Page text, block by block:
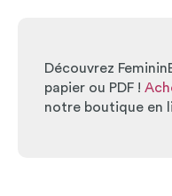
Découvrez
papier ou PDF !
notre boutique en